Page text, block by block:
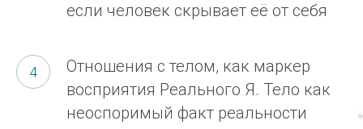
если человек скрывает её от себя
Отношения с телом, как маркер
восприятия Реального Я. Тело как
неоспоримый факт реальности